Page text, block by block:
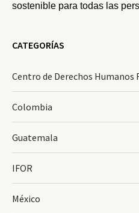
sostenible para todas las
CATEGORÍAS
Centro de Derechos Humanos
Colombia
Guatemala
IFOR
México